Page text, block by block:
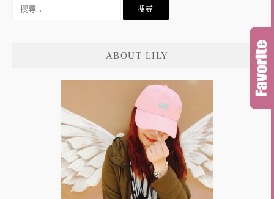
ABOUT LILY